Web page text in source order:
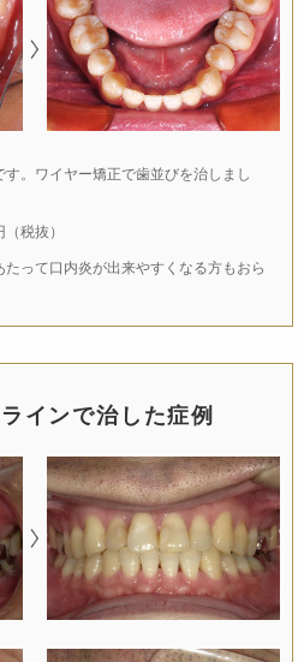
す。ワイヤー矯正で歯並びを治しまし
税抜）
たって口内炎が出来やすくなる方もおら
インで治した症例